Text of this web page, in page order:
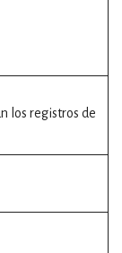
los registros de